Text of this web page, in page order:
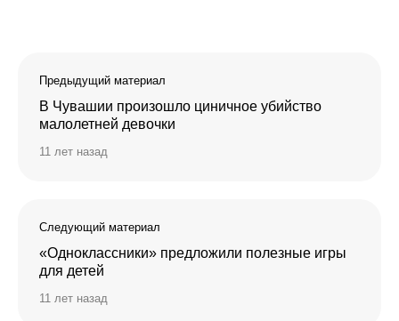
Предыдущий материал
В Чувашии произошло циничное убийство
малолетней девочки
11 лет назад
Следующий материал
«Одноклассники» предложили полезные игры
для детей
11 лет назад